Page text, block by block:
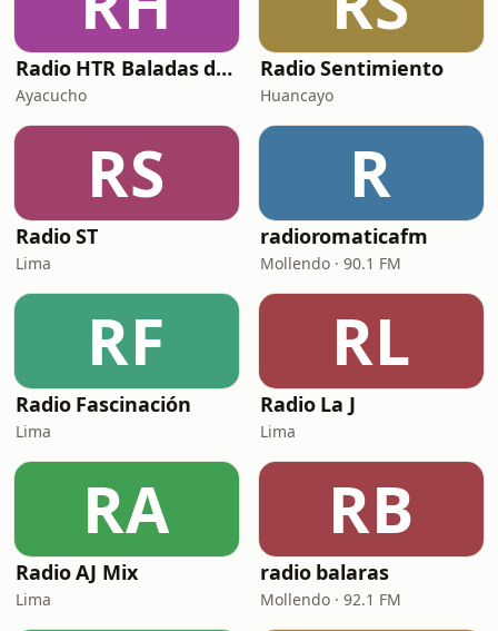
Radio HTR Baladas de Oro
Ayacucho
Radio Sentimiento
Huancayo
RS
Radio ST
Lima
R
radioromaticafm
Mollendo · 90.1 FM
RF
Radio Fascinación
Lima
RL
Radio La J
Lima
RA
Radio AJ Mix
Lima
RB
radio balaras
Mollendo · 92.1 FM